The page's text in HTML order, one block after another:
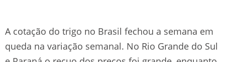
A cotação do trigo no Brasil fechou a semana em
queda na variação semanal. No Rio Grande do Sul